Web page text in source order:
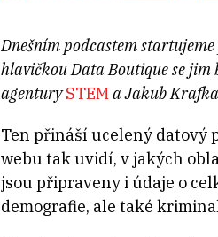
Dnešním podcastem
hlavičkou Data Boutique se jim
agenturySTEMa Jakub
Ten přináší ucelený datový
webu tak uvidí, v jakých
jsou připraveny i údaje o
demografie, ale také